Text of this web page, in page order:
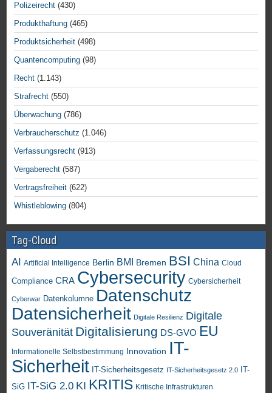
Polizeirecht (430)
Produkthaftung (465)
Produktsicherheit (498)
Quantencomputing (98)
Recht (1.143)
Strafrecht (550)
Überwachung (786)
Verbraucherschutz (1.046)
Verfassungsrecht (913)
Vergaberecht (587)
Vertragsfreiheit (622)
Whistleblowing (804)
Tag-Cloud
AI Artificial Intelligence Berlin BMI Bremen BSI China Cloud
Compliance CRA Cybersecurity Cybersicherheit
Cyberwar Datenkolumne Datenschutz
Datensicherheit Digitale Resilienz Digitale
Souveränität Digitalisierung DS-GVO EU
Informationelle Selbstbestimmung Innovation IT-
Sicherheit IT-Sicherheitsgesetz IT-Sicherheitsgesetz 2.0
IT-
SiG IT-SiG 2.0 KI KRITIS Kritische Infrastrukturen